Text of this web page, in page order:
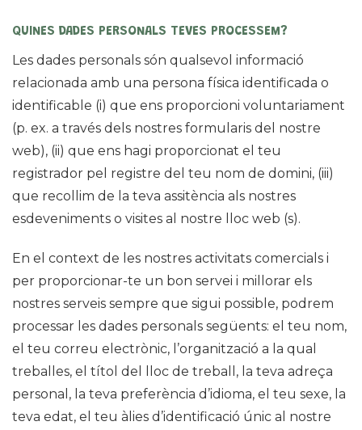
QUINES DADES PERSONALS TEVES PROCESSEM?
Les dades personals són qualsevol informació
relacionada amb una persona física identificada o
identificable (i) que ens proporcioni voluntariament
(p. ex. a través dels nostres formularis del nostre
web), (ii) que ens hagi proporcionat el teu
registrador pel registre del teu nom de domini, (iii)
que recollim de la teva assitència als nostres
esdeveniments o visites al nostre lloc web (s).
En el context de les nostres activitats comercials i
per proporcionar-te un bon servei i millorar els
nostres serveis sempre que sigui possible, podrem
processar les dades personals següents: el teu nom,
el teu correu electrònic, l’organització a la qual
treballes, el títol del lloc de treball, la teva adreça
personal, la teva preferència d’idioma, el teu sexe, la
teva edat, el teu àlies d’identificació únic al nostre